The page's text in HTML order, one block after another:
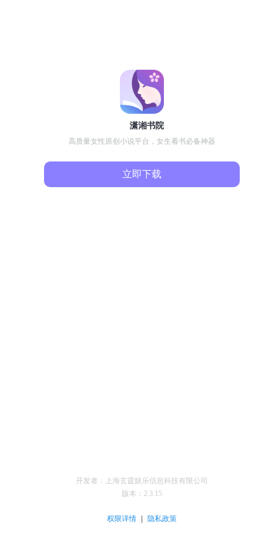
潇湘书院
高质量女性原创小说平台，女生看书必备神器
立即下载
开发者：上海玄霆娱乐信息科技有限公司
版本： 2.3.15
权限详情 ｜ 隐私政策